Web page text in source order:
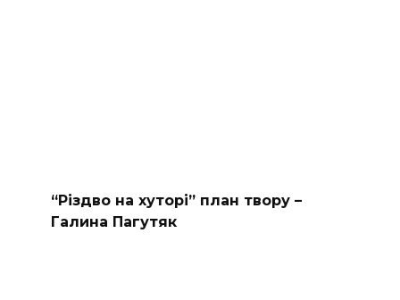
“Різдво на хуторі” план твору –
Галина Пагутяк